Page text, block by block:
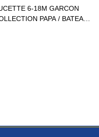
6-18M GARCON
PAPA / BATEAU